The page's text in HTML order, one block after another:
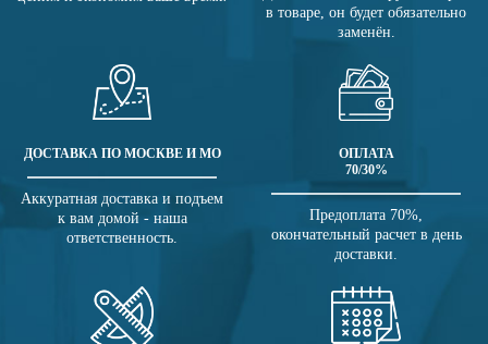
в товаре, он будет обязательно
заменён.
ДОСТАВКА ПО МОСКВЕ И МО
Аккуратная доставка и подъем
к вам домой - наша
ответственность.
ОПЛАТА
70/30%
Предоплата 70%,
окончательный расчет в день
доставки.